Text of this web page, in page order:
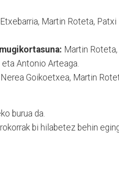
Martin Roteta, Patxi
Martin Roteta,
Antonio Arteaga.
Goikoetxea, Martin
burua da.
bi hilabetez behin